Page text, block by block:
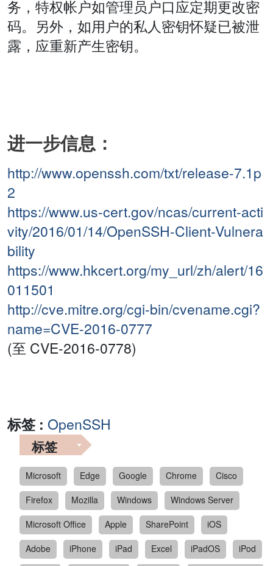
务，特权帐户如管理员户口应定期更改密
码。另外，如用户的私人密钥怀疑已被泄
露，应重新产生密钥。
进一步信息：
http://www.openssh.com/txt/release-7.1p
2
https://www.us-cert.gov/ncas/current-acti
vity/2016/01/14/OpenSSH-Client-Vulnera
bility
https://www.hkcert.org/my_url/zh/alert/16
011501
http://cve.mitre.org/cgi-bin/cvename.cgi?
name=CVE-2016-0777
(至 CVE-2016-0778)
标签 : OpenSSH
标签
Microsoft Edge Google Chrome
Cisco
Firefox
Mozilla Windows
Windows Server
Microsoft Office
Apple SharePoint
iOS
Adobe
iPhone iPad Excel iPadOS
iPod